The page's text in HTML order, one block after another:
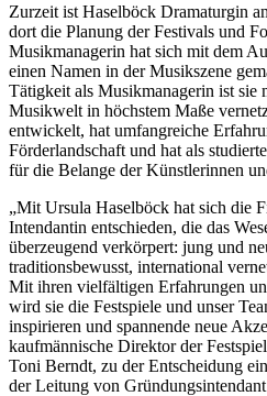
Zurzeit ist Haselböck Dramaturgin
dort die Planung der Festivals und
Musikmanagerin hat sich mit dem
einen Namen in der Musikszene
Tätigkeit als Musikmanagerin ist sie
Musikwelt in höchstem Maße
entwickelt, hat umfangreiche
Förderlandschaft und hat als
für die Belange der Künstlerinnen
„Mit Ursula Haselböck hat sich die
Intendantin entschieden, die das
überzeugend verkörpert: jung und
traditionsbewusst, international
Mit ihren vielfältigen Erfahrungen
wird sie die Festspiele und unser
inspirieren und spannende neue
kaufmännische Direktor der
Toni Berndt, zu der Entscheidung
der Leitung von